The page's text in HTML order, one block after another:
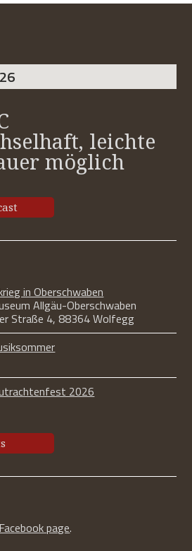
leichte
möglich
in Oberschwaben
Allgäu-Oberschwaben
Straße 4, 88364 Wolfegg
2026
Facebook page.